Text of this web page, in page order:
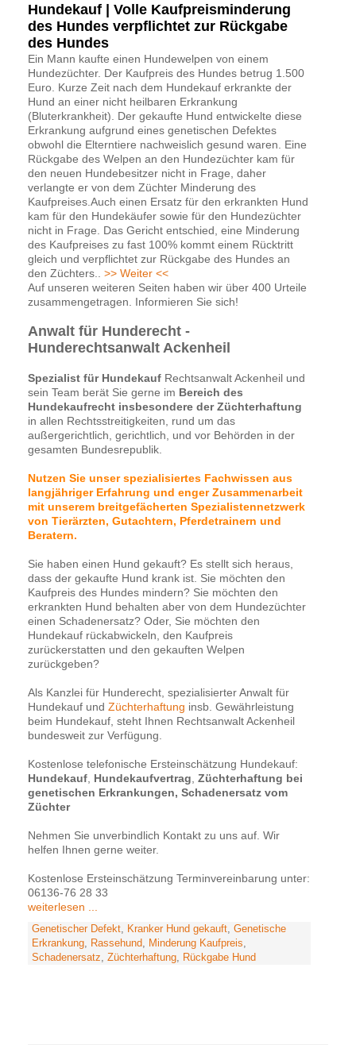
Hundekauf | Volle Kaufpreisminderung
des Hundes verpflichtet zur Rückgabe
des Hundes
Ein Mann kaufte einen Hundewelpen von einem
Hundezüchter. Der Kaufpreis des Hundes betrug 1.500
Euro. Kurze Zeit nach dem Hundekauf erkrankte der
Hund an einer nicht heilbaren Erkrankung
(Bluterkrankheit). Der gekaufte Hund entwickelte diese
Erkrankung aufgrund eines genetischen Defektes
obwohl die Elterntiere nachweislich gesund waren. Eine
Rückgabe des Welpen an den Hundezüchter kam für
den neuen Hundebesitzer nicht in Frage, daher
verlangte er von dem Züchter Minderung des
Kaufpreises.Auch einen Ersatz für den erkrankten Hund
kam für den Hundekäufer sowie für den Hundezüchter
nicht in Frage. Das Gericht entschied, eine Minderung
des Kaufpreises zu fast 100% kommt einem Rücktritt
gleich und verpflichtet zur Rückgabe des Hundes an
den Züchters.. >> Weiter <<
Auf unseren weiteren Seiten haben wir über 400 Urteile
zusammengetragen. Informieren Sie sich!
Anwalt für Hunderecht -
Hunderechtsanwalt Ackenheil
Spezialist für Hundekauf Rechtsanwalt Ackenheil und
sein Team berät Sie gerne im Bereich des
Hundekaufrecht insbesondere der Züchterhaftung
in allen Rechtsstreitigkeiten, rund um das
außergerichtlich, gerichtlich, und vor Behörden in der
gesamten Bundesrepublik.
Nutzen Sie unser spezialisiertes Fachwissen aus
langjähriger Erfahrung und enger Zusammenarbeit
mit unserem breitgefächerten Spezialistennetzwerk
von Tierärzten, Gutachtern, Pferdetrainern und
Beratern.
Sie haben einen Hund gekauft? Es stellt sich heraus,
dass der gekaufte Hund krank ist. Sie möchten den
Kaufpreis des Hundes mindern? Sie möchten den
erkrankten Hund behalten aber von dem Hundezüchter
einen Schadenersatz? Oder, Sie möchten den
Hundekauf rückabwickeln, den Kaufpreis
zurückerstatten und den gekauften Welpen
zurückgeben?
Als Kanzlei für Hunderecht, spezialisierter Anwalt für
Hundekauf und Züchterhaftung insb. Gewährleistung
beim Hundekauf, steht Ihnen Rechtsanwalt Ackenheil
bundesweit zur Verfügung.
Kostenlose telefonische Ersteinschätzung Hundekauf:
Hundekauf Hundekaufvertrag Züchterhaftung bei
genetischen Erkrankungen, Schadenersatz vom
Züchter
Nehmen Sie unverbindlich Kontakt zu uns auf. Wir
helfen Ihnen gerne weiter.
Kostenlose Ersteinschätzung Terminvereinbarung unter:
06136-76 28 33
weiterlesen ...
Genetischer Defekt, Kranker Hund gekauft, Genetische
Erkrankung, Rassehund, Minderung Kaufpreis,
Schadenersatz, Züchterhaftung, Rückgabe Hund